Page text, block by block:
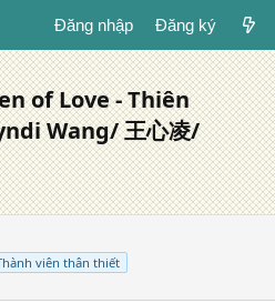
Đăng nhập Đăng ký
of Love - Thiên
Wang/ 王心凌/
viên thân thiết